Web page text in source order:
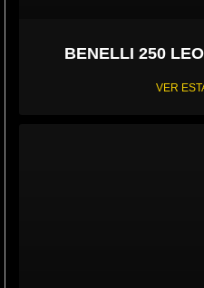
BENELLI 250
VER